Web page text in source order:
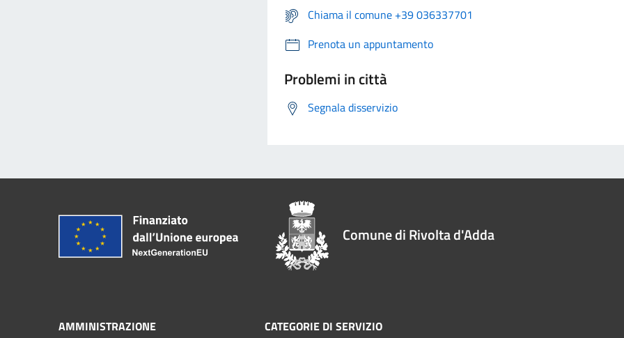
Chiama il comune +39 036337701
Prenota un appuntamento
Problemi in città
Segnala disservizio
Comune di Rivolta d'Adda
AMMINISTRAZIONE CATEGORIE DI SERVIZIO